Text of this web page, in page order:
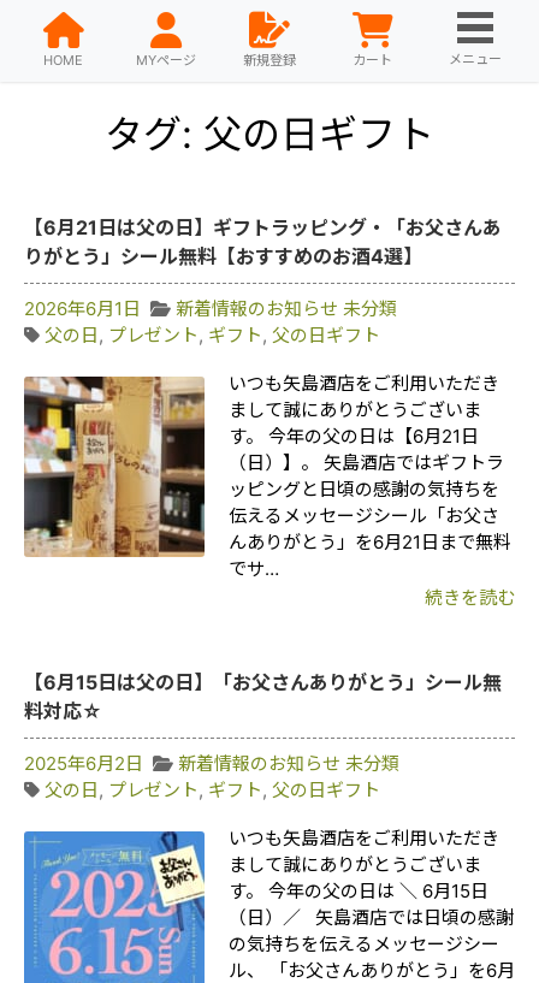
HOME MYページ 新規登録 カート メニュー
タグ: 父の日ギフト
【6月21日は父の日】ギフトラッピング・「お父さんあ
りがとう」シール無料【おすすめのお酒4選】
2026年6月1日 新着情報のお知らせ 未分類
父の日, プレゼント, ギフト, 父の日ギフト
いつも矢島酒店をご利用いただき
まして誠にありがとうございま
す。 今年の父の日は【6月21日
（日）】。 矢島酒店ではギフトラ
ッピングと日頃の感謝の気持ちを
伝えるメッセージシール「お父さ
んありがとう」を6月21日まで無料
でサ…
続きを読む
【6月15日は父の日】「お父さんありがとう」シール無
料対応☆
2025年6月2日 新着情報のお知らせ 未分類
父の日, プレゼント, ギフト, 父の日ギフト
いつも矢島酒店をご利用いただき
まして誠にありがとうございま
す。 今年の父の日は ＼ 6月15日
（日）／ 矢島酒店では日頃の感謝
の気持ちを伝えるメッセージシー
ル、 「お父さんありがとう」を6月